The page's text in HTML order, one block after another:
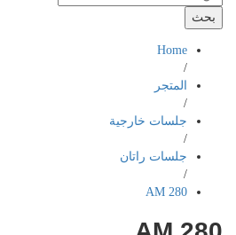
بحث
Home
المتجر
جلسات خارجية
جلسات راتان
AM 280